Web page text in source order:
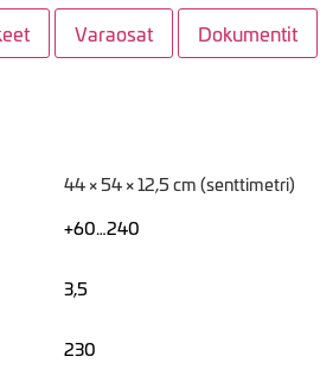
Varaosat Dokumentit
44 × 54 × 12,5 cm (senttimetri)
+60…240
3,5
230